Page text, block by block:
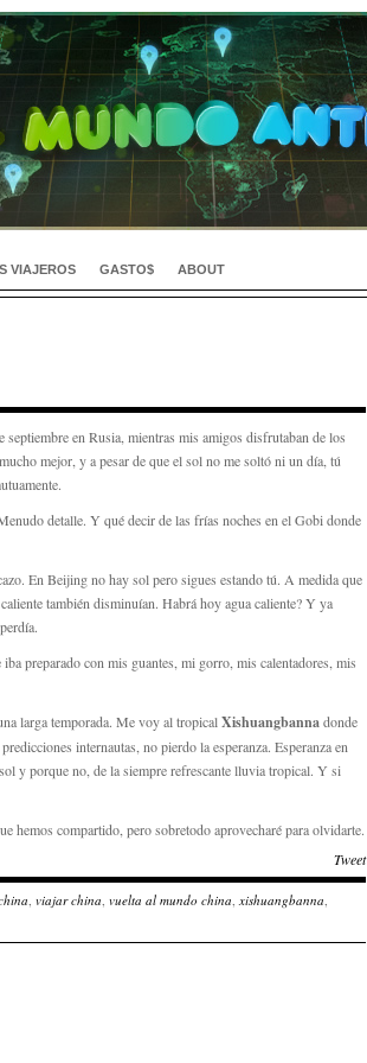
VIAJEROS GASTO$ ABOUT
en Rusia, mientras mis amigos disfrutaban de los
mejor, y a pesar de que el sol no me soltó ni un día, tú
detalle. Y qué decir de las frías noches en el Gobi donde
En Beijing no hay sol pero sigues estando tú. A medida que
también disminuían. Habrá hoy agua caliente? Y ya
preparado con mis guantes, mi gorro, mis calentadores, mis
larga temporada. Me voy al tropicalXishuangbannadonde
internautas, no pierdo la esperanza. Esperanza en
y porque no, de la siempre refrescante lluvia tropical. Y si
hemos compartido, pero sobretodo aprovecharé para olvidarte.
Tweet
, viajar china, vuelta al mundo china,xishuangbanna,